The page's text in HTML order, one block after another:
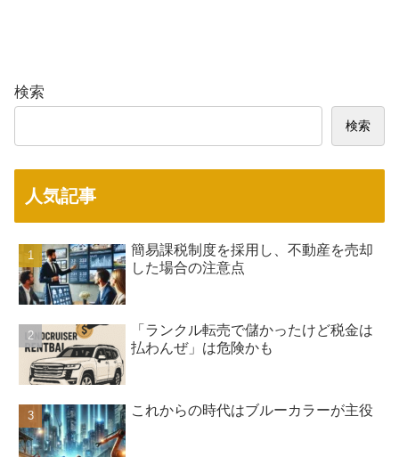
検索
検索
人気記事
簡易課税制度を採用し、不動産を売却
した場合の注意点
「ランクル転売で儲かったけど税金は
払わんぜ」は危険かも
これからの時代はブルーカラーが主役